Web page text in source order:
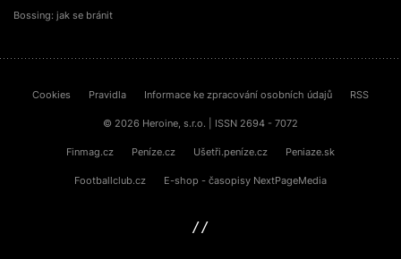
Bossing: jak se bránit
Cookies Pravidla Informace ke zpracování osobních údajů RSS
© 2026 Heroine, s.r.o. | ISSN 2694 - 7072
Finmag.cz Peníze.cz Ušetři.peníze.cz Peniaze.sk
Footballclub.cz E-shop - časopisy NextPageMedia